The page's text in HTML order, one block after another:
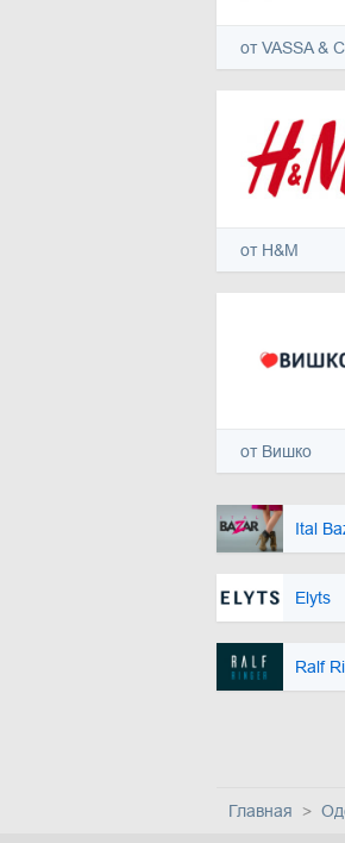
от VASSA &
от H&M
от Вишко
Ital
Elyts
Ralf
Главная